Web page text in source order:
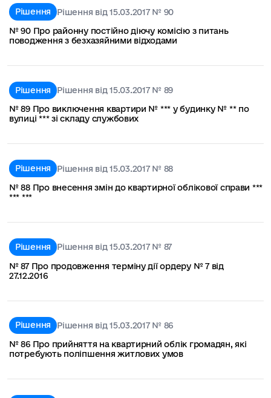
Рішення
Рішення від 15.03.2017 № 90
№ 90 Про районну постійно діючу комісію з питань
поводження з безхазяйними відходами
Рішення
Рішення від 15.03.2017 № 89
№ 89 Про виключення квартири № *** у будинку № ** по
вулиці *** зі складу службових
Рішення
Рішення від 15.03.2017 № 88
№ 88 Про внесення змін до квартирної облікової справи ***
*** ***
Рішення
Рішення від 15.03.2017 № 87
№ 87 Про продовження терміну дії ордеру № 7 від
27.12.2016
Рішення
Рішення від 15.03.2017 № 86
№ 86 Про прийняття на квартирний облік громадян, які
потребують поліпшення житлових умов